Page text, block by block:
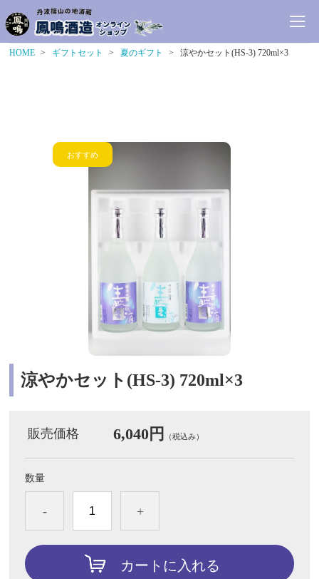
HOME ギフトセット 夏のギフト 涼やかセット(HS-3) 720ml×3
涼やかセット(HS-3) 720ml×3
販売価格 6,040円 （税込み）
数量
- +
カートに入れる